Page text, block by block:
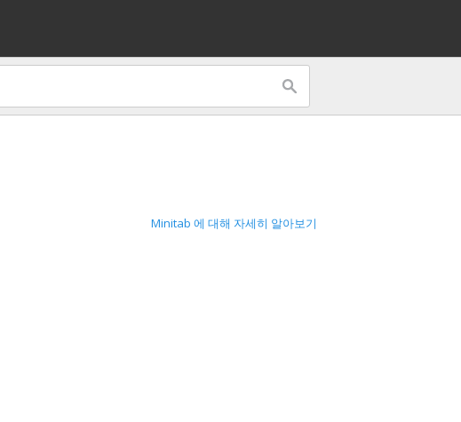
Minitab 에 대해 자세히 알아보기